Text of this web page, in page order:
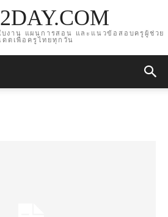
งาน แผนการสอน และแนวข้อสอบครูผู้ช่วย
ดตเพื่อครูไทยทุกวัน